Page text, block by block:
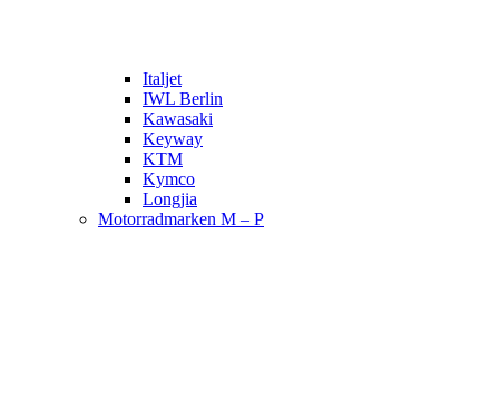
Italjet
IWL Berlin
Kawasaki
Keyway
KTM
Kymco
Longjia
Motorradmarken M – P